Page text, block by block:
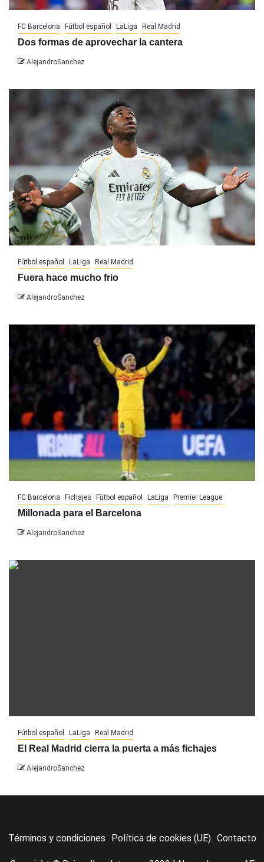
FC Barcelona Fútbol español LaLiga Real Madrid
Dos formas de aprovechar la cantera
AlejandroSanchez
Fútbol español LaLiga Real Madrid
Fuera hace mucho frio
AlejandroSanchez
FC Barcelona Fichajes Fútbol español LaLiga Premier League
Millonada para el Barcelona
AlejandroSanchez
Fútbol español LaLiga Real Madrid
El Real Madrid cierra la puerta a más fichajes
AlejandroSanchez
Términos y condiciones Política de cookies (UE) Contacto